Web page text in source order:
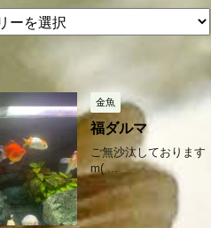
金魚
福ダルマ
ご無沙汰しております
m( ...